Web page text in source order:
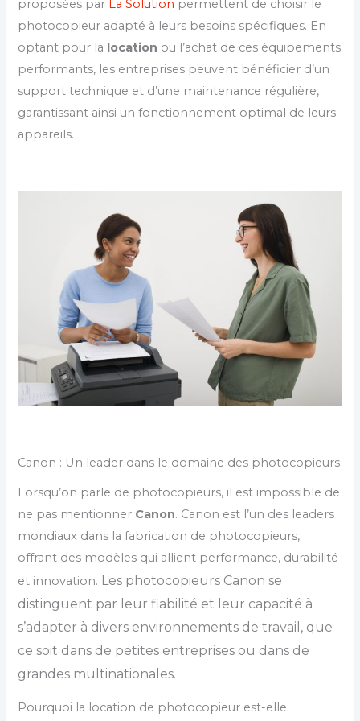
proposées par La Solution permettent de choisir le
photocopieur adapté à leurs besoins spécifiques. En
optant pour la location ou l’achat de ces équipements
performants, les entreprises peuvent bénéficier d’un
support technique et d’une maintenance régulière,
garantissant ainsi un fonctionnement optimal de leurs
appareils.
Canon : Un leader dans le domaine des photocopieurs
Lorsqu’on parle de photocopieurs, il est impossible de
ne pas mentionner Canon. Canon est l’un des leaders
mondiaux dans la fabrication de photocopieurs,
offrant des modèles qui allient performance, durabilité
et innovation. Les photocopieurs Canon se
distinguent par leur fiabilité et leur capacité à
s’adapter à divers environnements de travail, que
ce soit dans de petites entreprises ou dans de
grandes multinationales.
Pourquoi la location de photocopieur est-elle